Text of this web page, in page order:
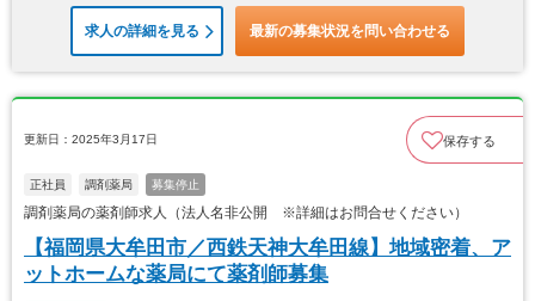
求人の詳細を見る 最新の募集状況を問い合わせる
更新日：2025年3月17日 保存する
正社員 調剤薬局 募集停止
調剤薬局の薬剤師求人（法人名非公開 ※詳細はお問合せください）
【福岡県大牟田市／西鉄天神大牟田線】地域密着、ア
ットホームな薬局にて薬剤師募集